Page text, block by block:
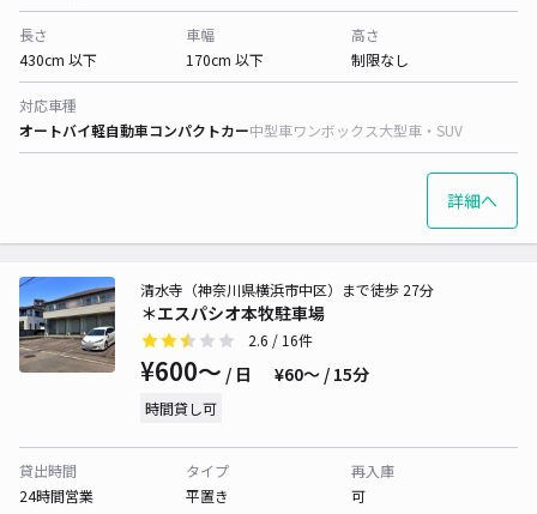
長さ
430cm 以下
車幅
170cm 以下
高さ
制限なし
対応車種
オートバイ軽自動車コンパクトカー中型車ワンボックス大型車・SUV
詳細へ
＊エスパシオ本牧駐車場
清水寺（神奈川県横浜市中区）まで徒歩 27分
2.6 / 16件
¥600〜 / 日 ¥60〜 / 15分
時間貸し可
貸出時間
24時間営業
タイプ
平置き
再入庫
可